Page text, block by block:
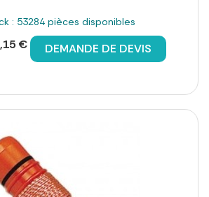
: 53284 pièces disponibles
€ DEMANDE DE DEVIS